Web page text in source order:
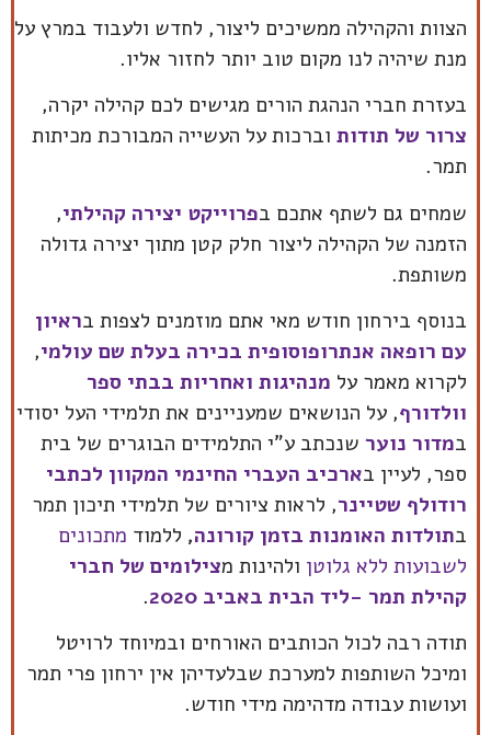
הצוות והקהילה ממשיכים ליצור, לחדש ולעבוד במרץ על
מנת שיהיה לנו מקום טוב יותר לחזור אליו.
בעזרת חברי הנהגת הורים מגישים לכם קהילה יקרה,
צרור של תודות וברכות על העשייה המבורכת מכיתות
תמר.
שמחים גם לשתף אתכם בפרוייקט יצירה קהילתי,
הזמנה של הקהילה ליצור חלק קטן מתוך יצירה גדולה
משותפת.
בנוסף בירחון חודש מאי אתם מוזמנים לצפות בראיון
עם רופאה אנתרופוסופית בכירה בעלת שם עולמי,
לקרוא מאמר על מנהיגות ואחריות בבתי ספר
וולדורף, על הנושאים שמעניינים את תלמידי העל יסודי
במדור נוער שנכתב ע"י התלמידים הבוגרים של בית
ספר, לעיין בארכיב העברי החינמי המקוון לכתבי
רודולף שטיינר, לראות ציורים של תלמידי תיכון תמר
בתולדות האומנות בזמן קורונה, ללמוד מתכונים
לשבועות ללא גלוטן ולהינות מצילומים של חברי
קהילת תמר -ליד הבית באביב 2020
.
תודה רבה לכול הכותבים האורחים ובמיוחד לרויטל
ומיכל השותפות למערכת שבלעדיהן אין ירחון פרי תמר
ועושות עבודה מדהימה מידי חודש.